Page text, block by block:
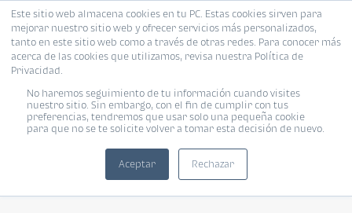
Este sitio web almacena cookies en tu PC. Estas cookies sirven para
mejorar nuestro sitio web y ofrecer servicios más personalizados,
tanto en este sitio web como a través de otras redes. Para conocer más
acerca de las cookies que utilizamos, revisa nuestra Política de
Privacidad.
No haremos seguimiento de tu información cuando visites
nuestro sitio. Sin embargo, con el fin de cumplir con tus
preferencias, tendremos que usar solo una pequeña cookie
para que no se te solicite volver a tomar esta decisión de nuevo.
Aceptar Rechazar